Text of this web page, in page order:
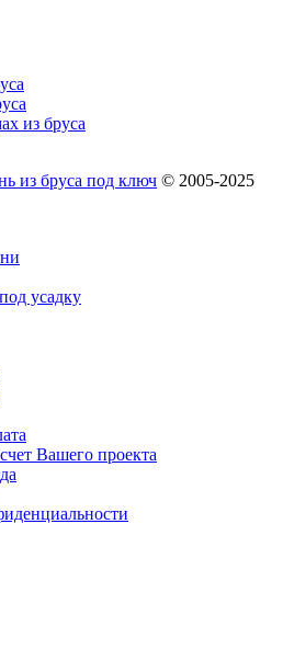
из бруса
из бруса под ключ © 2005-2025
усадку
Вашего проекта